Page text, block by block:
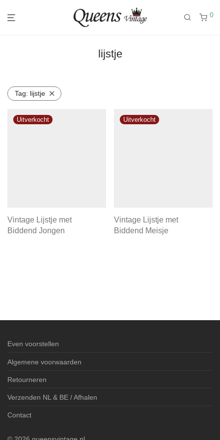
0
lijstje
Tag: lijstje
Vintage Lijstje met
Biddend Jongen
Vintage Lijstje met
Biddend Meisje
Even voorstellen
Algemene voorwaarden
Retourneren
Verzenden NL & BE / Afhalen
Contact